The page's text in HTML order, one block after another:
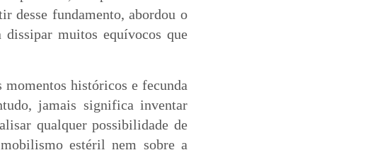
desse fundamento, abordou o
muitos equívocos que
históricos e fecunda
jamais significa inventar
qualquer possibilidade de
estéril nem sobre a